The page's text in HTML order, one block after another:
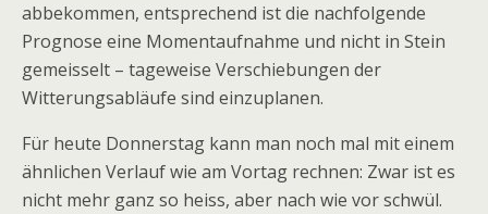
abbekommen, entsprechend ist die nachfolgende
Prognose eine Momentaufnahme und nicht in Stein
gemeisselt – tageweise Verschiebungen der
Witterungsabläufe sind einzuplanen.
Für heute Donnerstag kann man noch mal mit einem
ähnlichen Verlauf wie am Vortag rechnen: Zwar ist es
nicht mehr ganz so heiss, aber nach wie vor schwül.